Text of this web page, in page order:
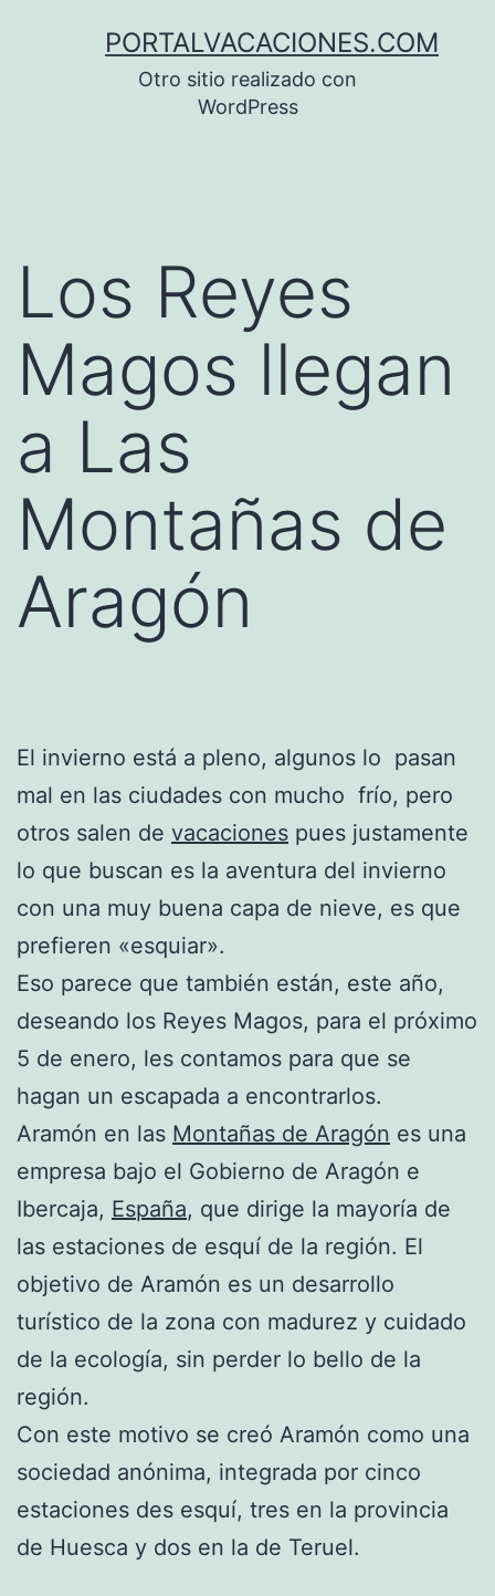
PORTALVACACIONES.COM
Otro sitio realizado con
WordPress
Los Reyes
Magos llegan
a Las
Montañas de
Aragón
El invierno está a pleno, algunos lo pasan
mal en las ciudades con mucho frío, pero
otros salen de vacaciones pues justamente
lo que buscan es la aventura del invierno
con una muy buena capa de nieve, es que
prefieren «esquiar».
Eso parece que también están, este año,
deseando los Reyes Magos, para el próximo
5 de enero, les contamos para que se
hagan un escapada a encontrarlos.
Aramón en las Montañas de Aragón es una
empresa bajo el Gobierno de Aragón e
Ibercaja, España, que dirige la mayoría de
las estaciones de esquí de la región. El
objetivo de Aramón es un desarrollo
turístico de la zona con madurez y cuidado
de la ecología, sin perder lo bello de la
región.
Con este motivo se creó Aramón como una
sociedad anónima, integrada por cinco
estaciones des esquí, tres en la provincia
de Huesca y dos en la de Teruel.